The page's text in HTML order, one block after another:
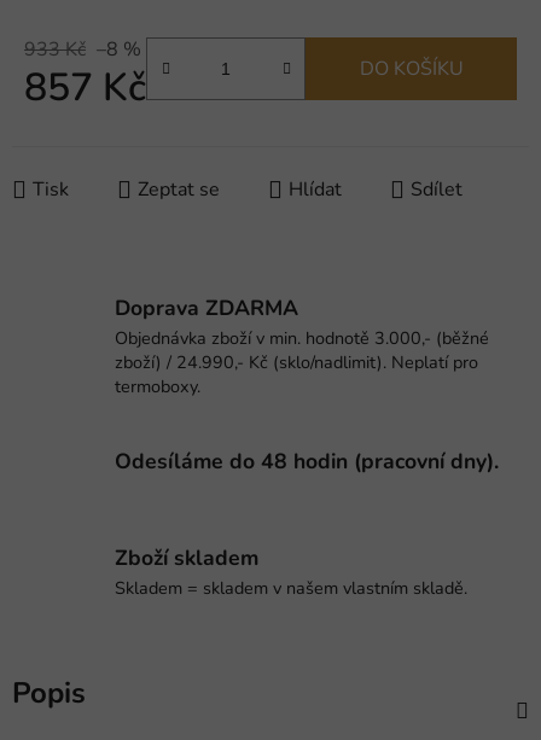
933 Kč –8 %
857 Kč DO KOŠÍKU
Tisk Zeptat se Hlídat Sdílet
Doprava ZDARMA
Objednávka zboží v min. hodnotě 3.000,- (běžné
zboží) / 24.990,- Kč (sklo/nadlimit). Neplatí pro
termoboxy.
Odesíláme do 48 hodin (pracovní dny).
Zboží skladem
Skladem = skladem v našem vlastním skladě.
Popis